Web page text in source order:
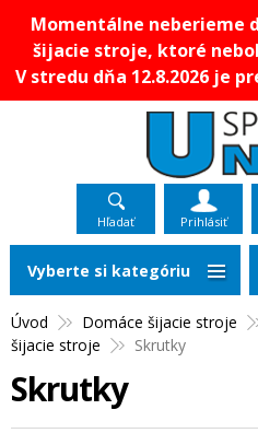
Momentálne neberieme
šijacie stroje, ktoré
V stredu dňa 12.8.2026 je
Hľadať Prihlásiť
Úvod Domáce šijacie stroje
šijacie stroje
Skrutky
Skrutky
Vyberte si kategóriu